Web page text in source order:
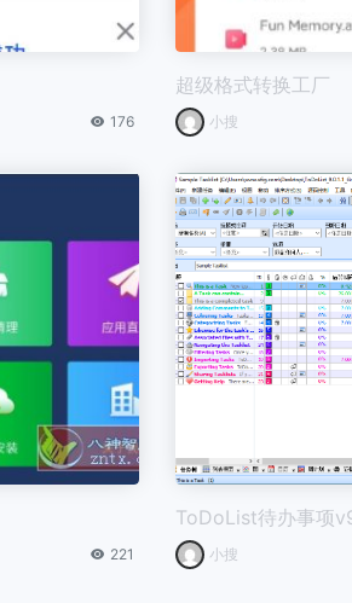
176
超级格式转换工厂
小搜
221
ToDoList待办事项
小搜